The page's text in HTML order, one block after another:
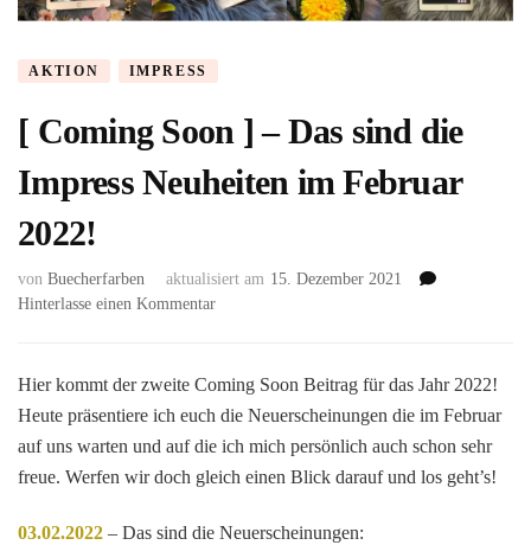
AKTION IMPRESS
[ Coming Soon ] – Das sind die
Impress Neuheiten im Februar
2022!
von Buecherfarben aktualisiert am 15. Dezember 2021
Hinterlasse einen Kommentarzu
Soon
–
Das
sind
Impress
Hier kommt der zweite Coming Soon Beitrag für das Jahr 2022!
Heute präsentiere ich euch die Neuerscheinungen die im Februar
auf uns warten und auf die ich mich persönlich auch schon sehr
freue. Werfen wir doch gleich einen Blick darauf und los geht’s!
03.02.2022 – Das sind die Neuerscheinungen: